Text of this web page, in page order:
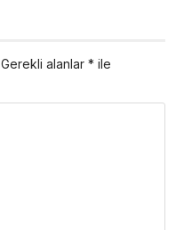
Gerekli alanlar * ile